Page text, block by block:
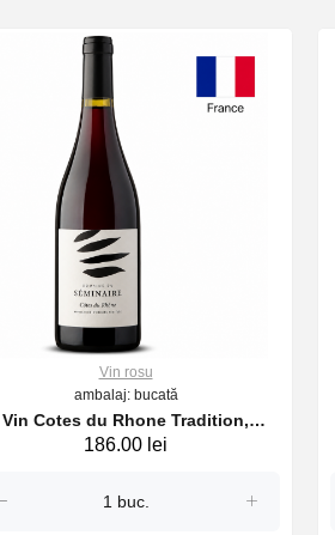
Vin rosu
ambalaj: bucată
Vin Cotes du Rhone Tradition,
Domaine du Seminaire, rosu sec,
186.00 lei